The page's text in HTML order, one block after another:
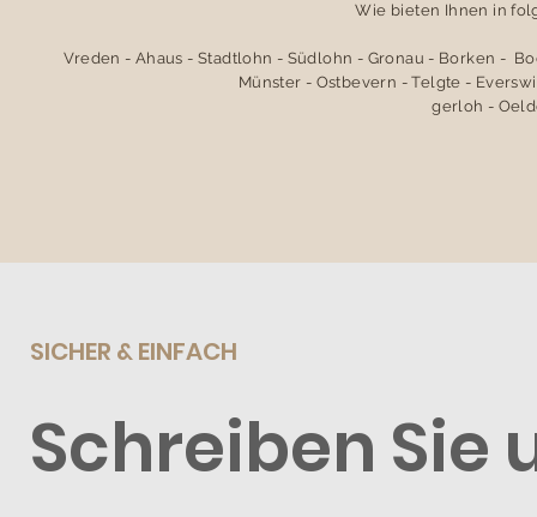
Wie bieten Ihnen in
Vreden - Ahaus - Stadtlohn - Südlohn - Gronau - Borken -
Münster - Ostbevern - Telgte -
gerloh -
SICHER & EINFACH
Schreiben Sie